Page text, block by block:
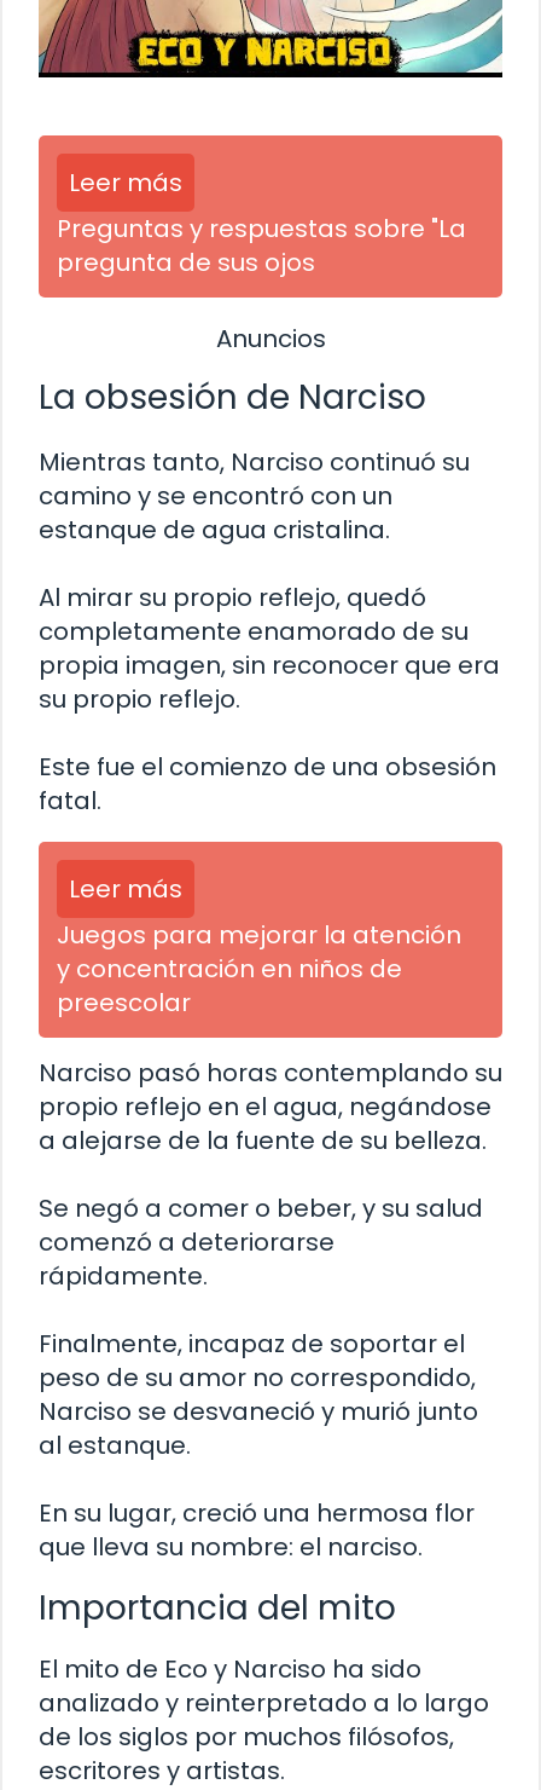
Leer más
Preguntas y respuestas sobre "La
pregunta de sus ojos
Anuncios
La obsesión de Narciso
Mientras tanto, Narciso continuó su
camino y se encontró con un
estanque de agua cristalina.
Al mirar su propio reflejo, quedó
completamente enamorado de su
propia imagen, sin reconocer que era
su propio reflejo.
Este fue el comienzo de una obsesión
fatal.
Leer más
Juegos para mejorar la atención
y concentración en niños de
preescolar
Narciso pasó horas contemplando su
propio reflejo en el agua, negándose
a alejarse de la fuente de su belleza.
Se negó a comer o beber, y su salud
comenzó a deteriorarse
rápidamente.
Finalmente, incapaz de soportar el
peso de su amor no correspondido,
Narciso se desvaneció y murió junto
al estanque.
En su lugar, creció una hermosa flor
que lleva su nombre: el narciso.
Importancia del mito
El mito de Eco y Narciso ha sido
analizado y reinterpretado a lo largo
de los siglos por muchos filósofos,
escritores y artistas.